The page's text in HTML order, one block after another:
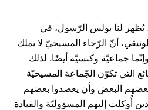
يُظهر لنا بولس الرّسول، في
أنّ الرّجاء المسيحيّ لا يملك
جماعيّة وكنسيّة أيضًا. لذلك
التي تكوّن الجّماعة المسيحيّة
البعض وأن يعضدوا بعضهم
أُوكلت إليهم المسؤوليّة والقيادة